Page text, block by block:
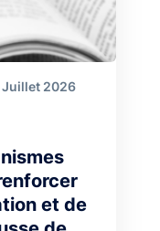
Juillet 2026
et de